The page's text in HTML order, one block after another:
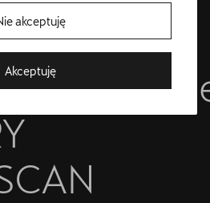
cechy
akceptuję
Akceptuję